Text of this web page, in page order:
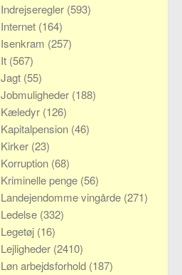
Indrejseregler (593)
Internet (164)
Isenkram (257)
It (567)
Jagt (55)
Jobmuligheder (188)
Kæledyr (126)
Kapitalpension (46)
Kirker (23)
Korruption (68)
Kriminelle penge (56)
Landejendomme vingårde (271)
Ledelse (332)
Legetøj (16)
Lejligheder (2410)
Løn arbejdsforhold (187)